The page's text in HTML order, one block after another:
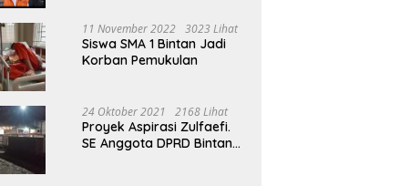
Yang Silam
11 November 2022 3023 Lihat
Siswa SMA 1 Bintan Jadi
Korban Pemukulan
24 Oktober 2021 2168 Lihat
Proyek Aspirasi Zulfaefi.
SE Anggota DPRD Bintan